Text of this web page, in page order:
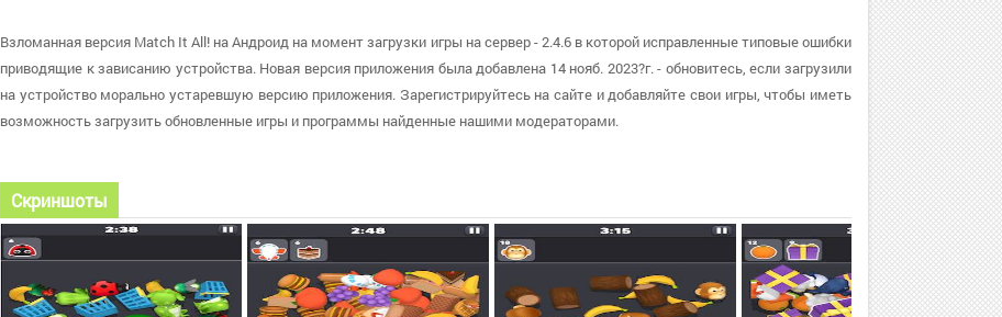
Взломанная версия Match It All! на Андроид на момент загрузки игры на сервер - 2.4.6 в которой исправленные типовые ошибки
приводящие к зависанию устройства. Новая версия приложения была добавлена 14 нояб. 2023?г. - обновитесь, если загрузили
на устройство морально устаревшую версию приложения. Зарегистрируйтесь на сайте и добавляйте свои игры, чтобы иметь
возможность загрузить обновленные игры и программы найденные нашими модераторами.
Скриншоты